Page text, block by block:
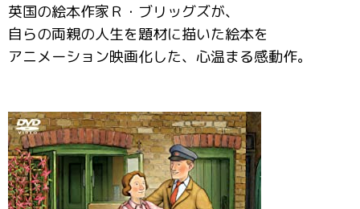
英国の絵本作家Ｒ・ブリッグズが、
自らの両親の人生を題材に描いた絵本を
アニメーション映画化した、心温まる感動作。